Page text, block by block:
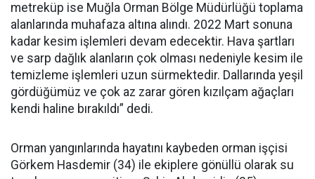
metreküp ise Muğla Orman Bölge Müdürlüğü toplama
alanlarında muhafaza altına alındı. 2022 Mart sonuna
kadar kesim işlemleri devam edecektir. Hava şartları
ve sarp dağlık alanların çok olması nedeniyle kesim ile
temizleme işlemleri uzun sürmektedir. Dallarında yeşil
gördüğümüz ve çok az zarar gören kızılçam ağaçları
kendi haline bırakıldı” dedi.
Orman yangınlarında hayatını kaybeden orman işçisi
Görkem Hasdemir (34) ile ekiplere gönüllü olarak su